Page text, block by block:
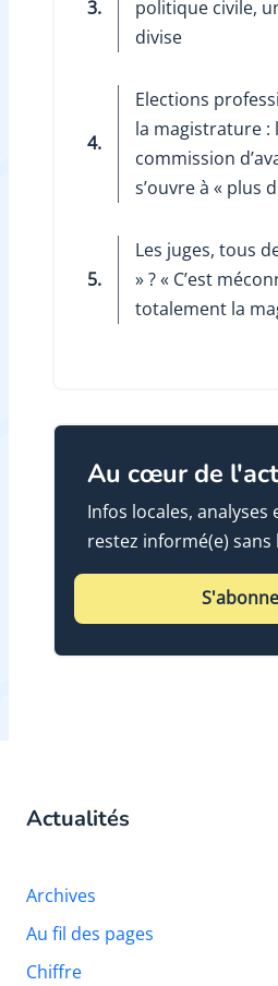
3.
politique civile,
divise
4.
Elections
la magistrature :
commission
s’ouvre à « plus
5.
Les juges, tous
» ? « C’est
totalement la
Au cœur de
Infos locales, analyses
restez informé(e) sans
Actualités
Archives
Au fil des pages
Chiffre